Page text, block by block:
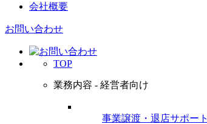
会社概要
お問い合わせ
TOP
業務内容 - 経営者向け
事業譲渡・退店サポート